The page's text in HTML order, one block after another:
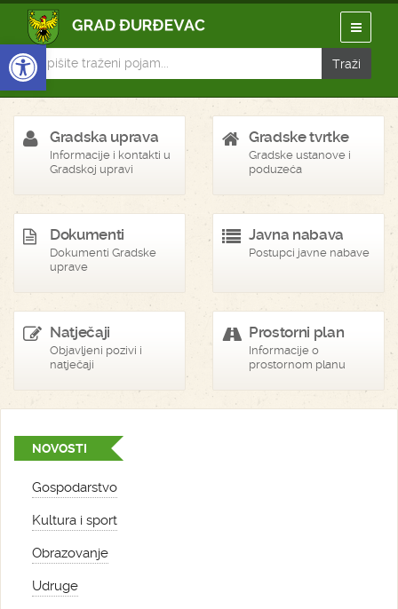
Open toolbar
Gradska uprava
Informacije i kontakti u
Gradskoj upravi
Gradske tvrtke
Gradske ustanove i
poduzeća
Dokumenti
Dokumenti Gradske
uprave
Javna nabava
Postupci javne nabave
Natječaji
Objavljeni pozivi i
natječaji
Prostorni plan
Informacije o
prostornom planu
NOVOSTI
Gospodarstvo
Kultura i sport
Obrazovanje
Udruge